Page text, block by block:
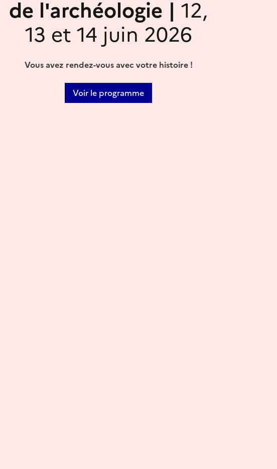
de l'archéologie | 12,
13 et 14 juin 2026
Vous avez rendez-vous avec votre histoire !
Voir le programme